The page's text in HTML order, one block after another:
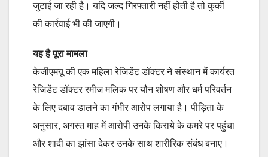
जुटाई जा रही है। यदि जल्द गिरफ्तारी नहीं होती है तो कुर्की
की कार्रवाई भी की जाएगी।
यह है पूरा मामला
केजीएमयू की एक महिला रेजिडेंट डॉक्टर ने संस्थान में कार्यरत
रेजिडेंट डॉक्टर रमीज मलिक पर यौन शोषण और धर्म परिवर्तन
के लिए दबाव डालने का गंभीर आरोप लगाया है। पीड़िता के
अनुसार, अगस्त माह में आरोपी उनके किराये के कमरे पर पहुंचा
और शादी का झांसा देकर उनके साथ शारीरिक संबंध बनाए।